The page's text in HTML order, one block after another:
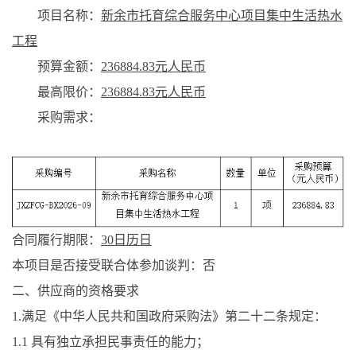
项目名称： 新余市托育综合服务中心项目集中生活热水
工程
预算金额： 236884.83元人民币
最高限价： 236884.83元人民币
采购需求：
合同履行期限： 30日历日
本项目 是否接受联合体参加谈判 ： 否
二、 供应商的资格要求
1.满足《中华人民共和国政府采购法》第二十二条规定：
1.1 具有独立承担民事责任的能力；